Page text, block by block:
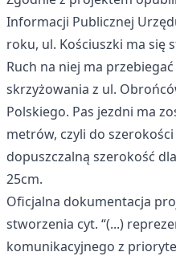
Informacji Publicznej
roku, ul. Kościuszki ma się
Ruch na niej ma
skrzyżowania z ul.
Polskiego. Pas jezdni ma
metrów, czyli do
dopuszczalną szerokość
25cm.
Oficjalna dokumentacja
stworzenia cyt. “(...)
komunikacyjnego z